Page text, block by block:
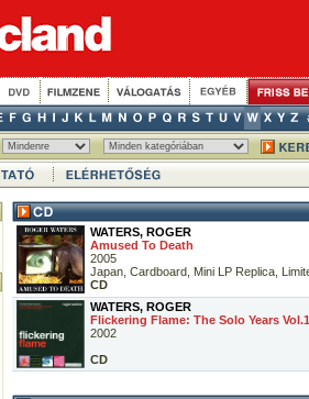
WATERS, ROGER
Amused To Death
2005
Japan, Cardboard, Mini LP Replica,
CD
WATERS, ROGER
Flickering Flame: The Solo Years Vol.1
2002
CD